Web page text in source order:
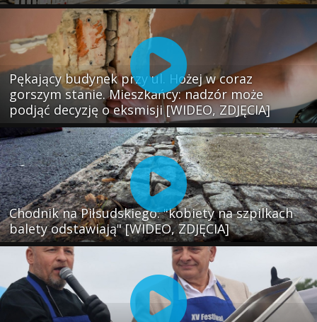
Pękający budynek przy ul. Hożej w coraz
gorszym stanie. Mieszkańcy: nadzór może
podjąć decyzję o eksmisji [WIDEO, ZDJĘCIA]
Chodnik na Piłsudskiego: "kobiety na szpilkach
balety odstawiają" [WIDEO, ZDJĘCIA]